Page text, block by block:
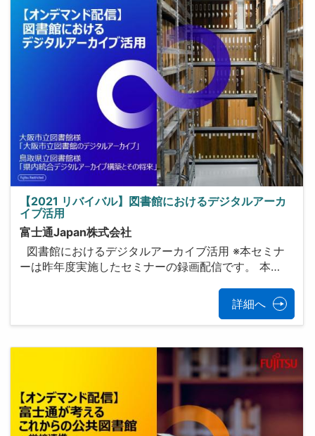
【2021 リバイバル】図書館におけるデジタルアーカ
イブ活用
富士通Japan株式会社
図書館におけるデジタルアーカイブ活用 ※本セミナ
ーは昨年度実施したセミナーの録画配信です。 本…
詳細へ